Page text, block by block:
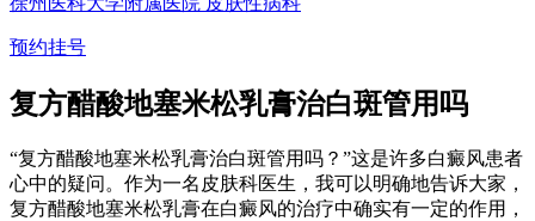
预约挂号
复方醋酸地塞米松乳膏治白斑管用吗
“复方醋酸地塞米松乳膏治白斑管用吗？”这是许多白癜风患者
心中的疑问。作为一名皮肤科医生，我可以明确地告诉大家，
复方醋酸地塞米松乳膏在白癜风的治疗中确实有一定的作用，